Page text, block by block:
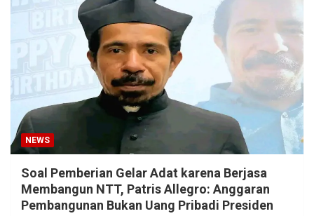
NEWS
Soal Pemberian Gelar Adat karena Berjasa
Membangun NTT, Patris Allegro: Anggaran
Pembangunan Bukan Uang Pribadi Presiden